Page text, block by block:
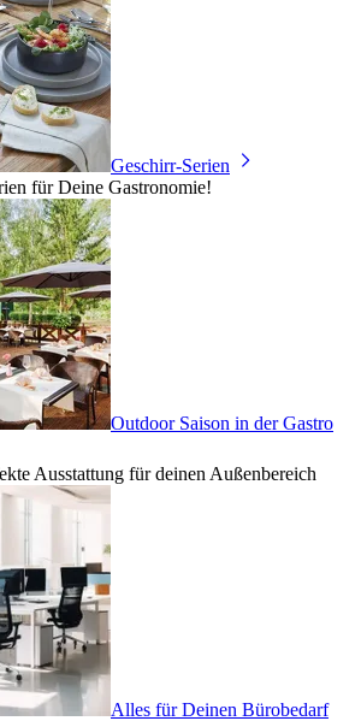
Geschirr-Serien
für Deine Gastronomie!
Outdoor Saison in der Gastro
Ausstattung für deinen Außenbereich
Alles für Deinen Bürobedarf